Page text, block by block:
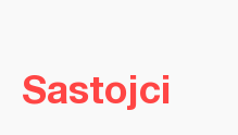
Sastojci